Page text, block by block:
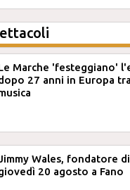
Marche 'festeggiano'
27 anni in Europa
Wales, fondatore
20 agosto a Fano